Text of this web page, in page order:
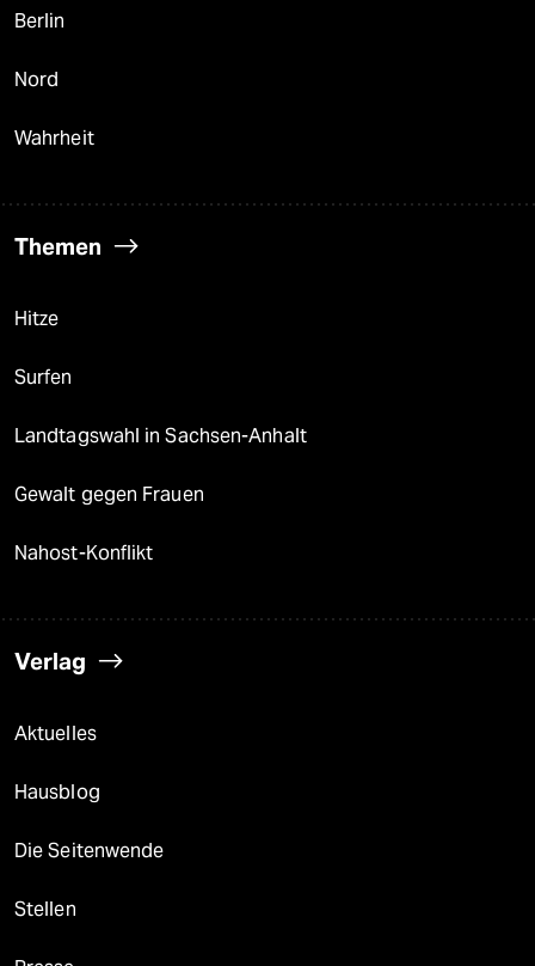
Berlin
Nord
Wahrheit
Themen
Hitze
Surfen
Landtagswahl in Sachsen-Anhalt
Gewalt gegen Frauen
Nahost-Konflikt
Verlag
Aktuelles
Hausblog
Die Seitenwende
Stellen